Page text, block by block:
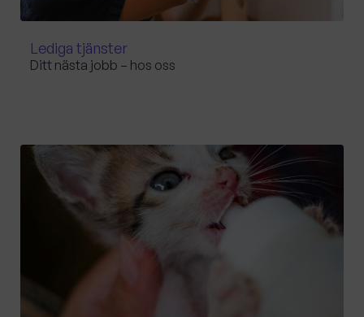
Lediga tjänster
Ditt nästa jobb – hos oss